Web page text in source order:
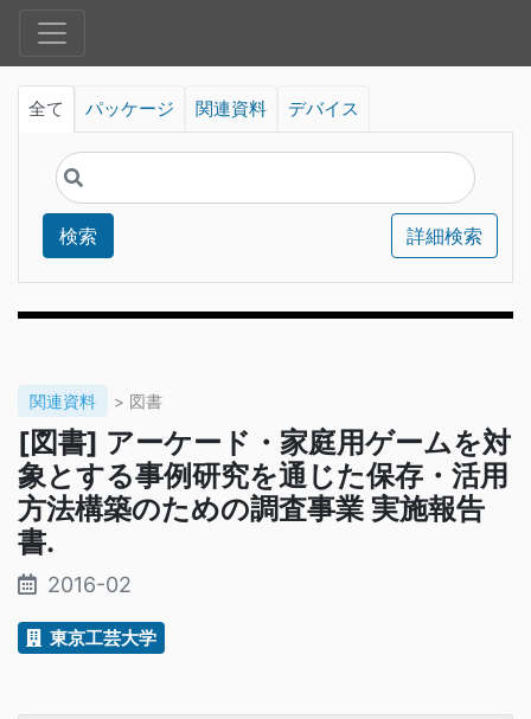
全て パッケージ 関連資料 デバイス
検索 詳細検索
関連資料 > 図書
[図書] アーケード・家庭用ゲームを対
象とする事例研究を通じた保存・活用
方法構築のための調査事業 実施報告
書.
2016-02
東京工芸大学